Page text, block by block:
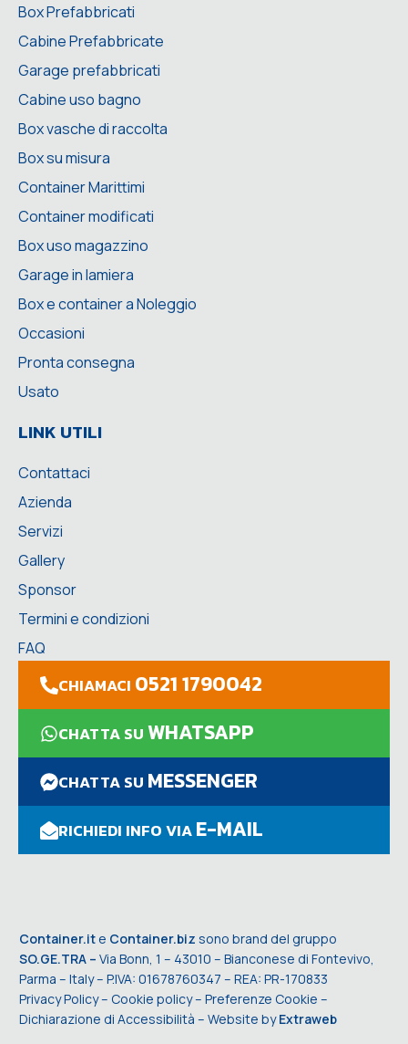
Box Prefabbricati
Cabine Prefabbricate
Garage prefabbricati
Cabine uso bagno
Box vasche di raccolta
Box su misura
Container Marittimi
Container modificati
Box uso magazzino
Garage in lamiera
Box e container a Noleggio
Occasioni
Pronta consegna
Usato
LINK UTILI
Contattaci
Azienda
Servizi
Gallery
Sponsor
Termini e condizioni
FAQ
CHIAMACI 0521 1790042
CHATTA SUWHATSAPP
CHATTA SU MESSENGER
RICHIEDI INFO VIAE-MAIL
Container.it e Container.biz sono brand del gruppo
SO.GE.TRA – Via Bonn, 1 – 43010 – Bianconese di Fontevivo,
Parma – Italy – P.IVA: 01678760347 – REA: PR-170833
Privacy Policy– Cookie policy– Preferenze Cookie –
Dichiarazione di Accessibilità – Website byExtraweb